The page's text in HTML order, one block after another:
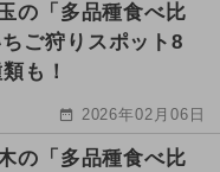
の「多品種食べ比
ご狩りスポット8
も！
2026年02月06日
の「多品種食べ比